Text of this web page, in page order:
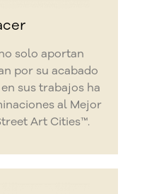
solo aportan
por su acabado
sus trabajos ha
al Mejor
Art Cities™.